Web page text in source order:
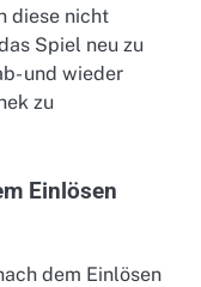
diese nicht
Spiel neu zu
und wieder
zu
Einlösen
dem Einlösen